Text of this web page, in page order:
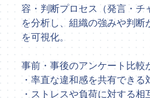
容・判断プロセス（発言・チ
を分析し、組織の強みや判断
を可視化。
事前・事後のアンケート比較
・率直な違和感を共有できる
・ストレスや負荷に対する相